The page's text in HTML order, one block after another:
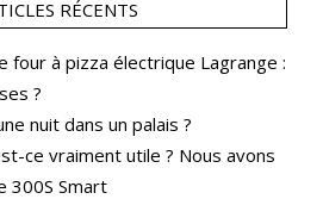
RÉCENTS
four à pizza électrique Lagrange :
?
nuit dans un palais ?
ce vraiment utile ? Nous avons
300S Smart